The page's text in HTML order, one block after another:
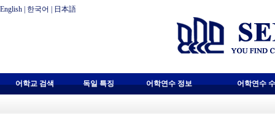
English 한국어 日本語
어학교 검색 독일 특징 어학연수 정보 어학연수